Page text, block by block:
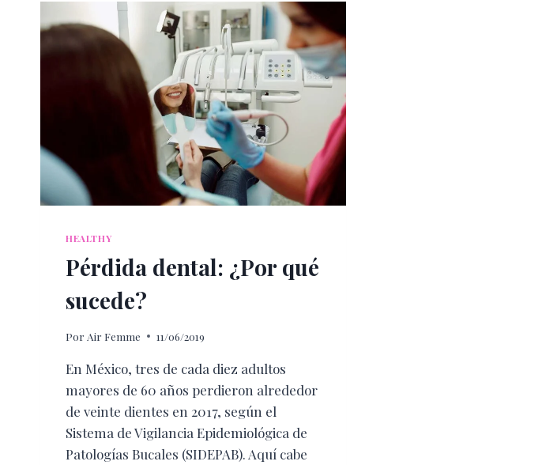
HEALTHY
Pérdida dental: ¿Por qué
sucede?
Por Air Femme 11/06/2019
En México, tres de cada diez adultos
mayores de 60 años perdieron alrededor
de veinte dientes en 2017, según el
Sistema de Vigilancia Epidemiológica de
Patologías Bucales (SIDEPAB). Aquí cabe